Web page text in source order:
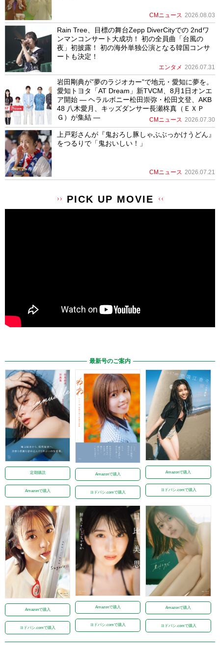
CMニュース 2026.08.03
Rain Tree、目標の舞台Zepp DiverCityでの 2ndワ
ンマンコンサート大成功！ 初の全員曲「台風の
夜」初披露！ 初の海外単独公演となる韓国コンサ
ートも決定！
エンタメ 2026.07.31
岩田剛典が”夢のラジオカー”で地元・愛知に夢を。
愛知トヨタ「AT Dream」新TVCM、8月1日オンエ
ア開始 ― ヘラルボニー松田崇弥・松田文登、AKB
48 八木愛月、キッズダンサー長瀬柊真（ＥＸＰ
Ｇ）が集結 ―
CMニュース 2026.07.30
上戸彩さんが『鬼おろし豚しゃぶぶっかけうどん』
をつるりで「鬼おいしい！」
CMニュース 2026.07.21
PICK UP MOVIE
最新号のご案内
定期購読
Amazonで購入
Amazonで購入
ヨドバシ.comで購入
Amazonで購入
ヨドバシ.comで購入
Amazonで購入
ヨドバシ.comで購入
Amazonで購入
ヨドバシ.comで購入
Amazonで購入
ヨドバシ.comで購入